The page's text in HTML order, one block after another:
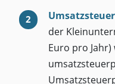
der
Euro pro Jahr)